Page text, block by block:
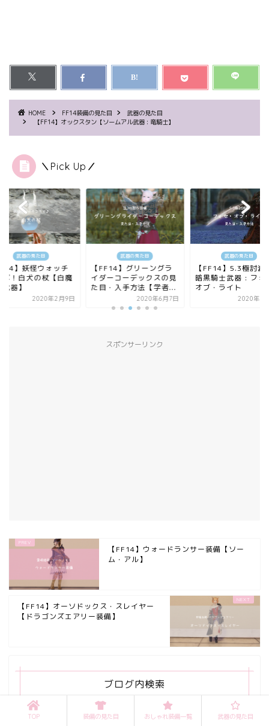
HOME FF14装備の見た目
武器の見た目
【FF14】オックスタン【ソームアル武器 : 竜騎士】
＼Pick Up／
武器の見た目
】妖怪ウォッチ
ボ！白犬の杖【白魔
器】
2020年2月9日
武器の見た目
【FF14】グリーングラ
イダーコーデックスの見
た目・入手方法【学者...
2020年6月7日
武器の見た目
【FF14】5.3極討滅
暗黒騎士武器 : フォ
オブ・ライト
2020年8
スポンサーリンク
【FF14】ウォードランサー装備【ソー
ム・アル】
【FF14】オーソドックス・スレイヤー
【ドラゴンズエアリー装備】
ブログ内検索
TOP 装備の見た目 おしゃれ装備一覧 武器の見た目